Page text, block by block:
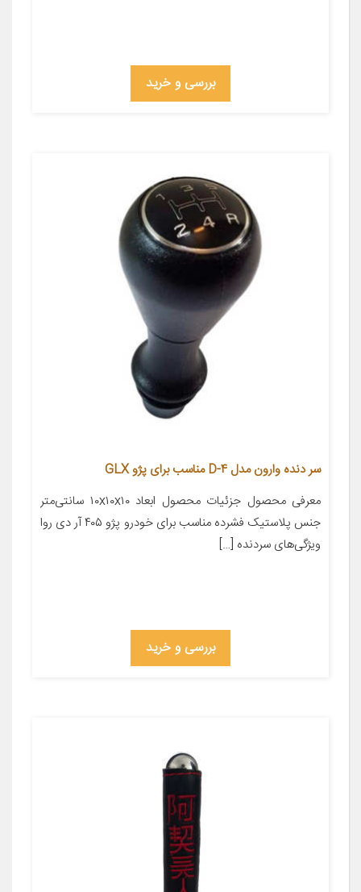
بررسی و خرید
سر دنده وارون مدل D-4 مناسب برای پژو GLX
معرفی محصول جزئیات محصول ابعاد ۱۰x۱۰x۱۰ سانتی‌متر
جنس پلاستیک فشرده مناسب برای خودرو پژو ۴۰۵ آر دی روا
ویژگی‌های سردنده […]
بررسی و خرید